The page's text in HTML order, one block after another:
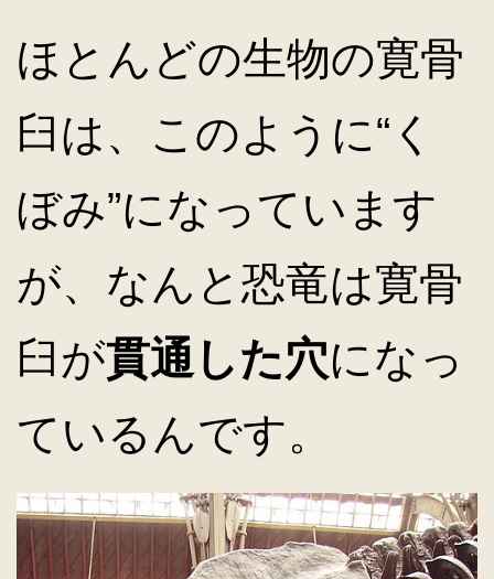
ほとんどの生物の寛骨
臼は、このように“く
ぼみ”になっています
が、なんと恐竜は寛骨
臼が貫通した穴になっ
ているんです。